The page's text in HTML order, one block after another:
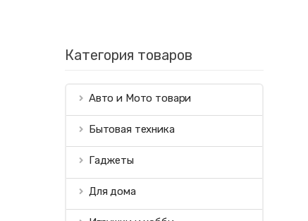
Категория товаров
Авто и Мото товари
Бытовая техника
Гаджеты
Для дома